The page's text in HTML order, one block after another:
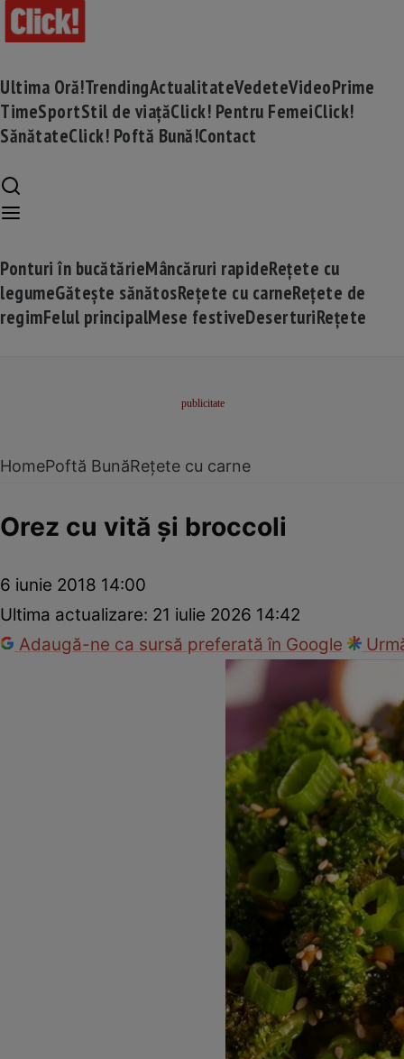
Ultima Oră!TrendingActualitateVedeteVideoPrime
TimeSportStil de viațăClick! Pentru FemeiClick!
SănătateClick! Poftă Bună!Contact
Ponturi în bucătărieMâncăruri rapideRețete cu
legumeGătește sănătosRețete cu carneRețete de
regimFelul principalMese festiveDeserturiRețete
HomePoftă BunăRețete cu carne
Orez cu vită şi broccoli
6 iunie 2018 14:00
Ultima actualizare: 21 iulie 2026 14:42
Adaugă-ne ca sursă preferată în Google